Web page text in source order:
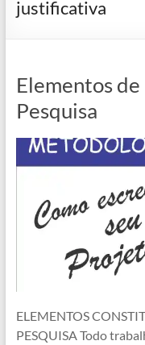
justificativa
Elementos
Pesquisa
ELEMENTOS
PESQUISA Todo